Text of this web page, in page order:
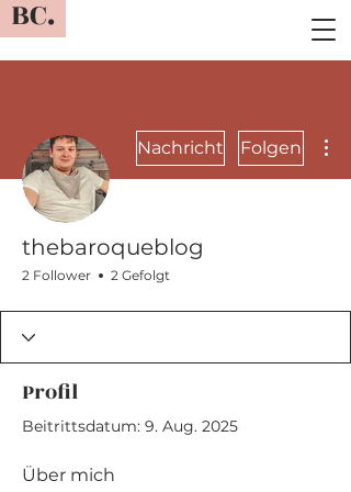
BC.
Nachricht Folgen
thebaroqueblog
2 Follower 2 Gefolgt
Profil
Beitrittsdatum: 9. Aug. 2025
Über mich